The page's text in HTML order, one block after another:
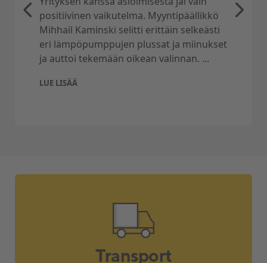
positiivinen vaikutelma. Myyntipäällikkö
Mihhail Kaminski selitti erittäin selkeästi
eri lämpöpumppujen plussat ja miinukset
ja auttoi tekemään oikean valinnan. ...
LUE LISÄÄ
Transport